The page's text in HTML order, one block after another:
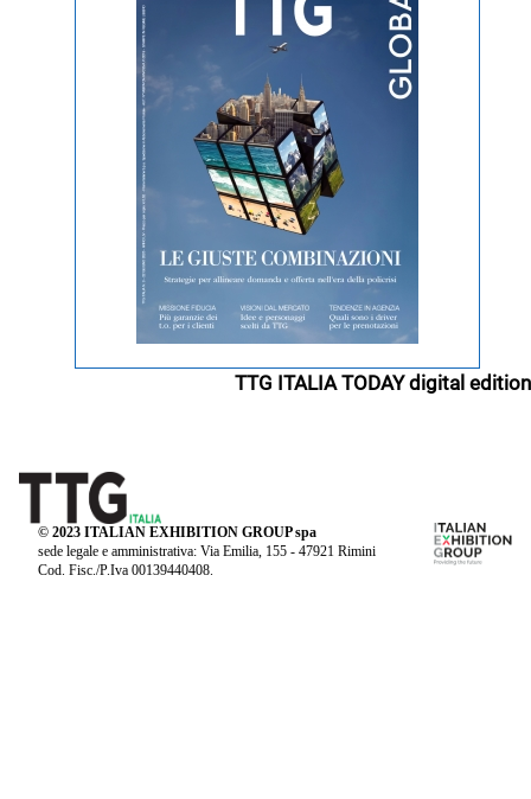
TTG ITALIA TODAY digital edition
© 2023 ITALIAN EXHIBITION GROUP spa
sede legale e amministrativa: Via Emilia, 155 - 47921 Rimini
Cod. Fisc./P.Iva 00139440408.